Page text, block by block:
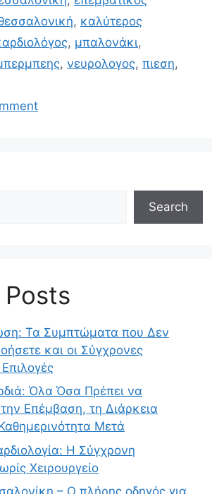
, καλύτερος
, μπαλονάκι,
, νευρολογος, πιεση,
Search
Τα Συμπτώματα που Δεν
και οι Σύγχρονες
Όλα Όσα Πρέπει να
την Επέμβαση, τη Διάρκεια
Μετά
Η Σύγχρονη
Χειρουργείο